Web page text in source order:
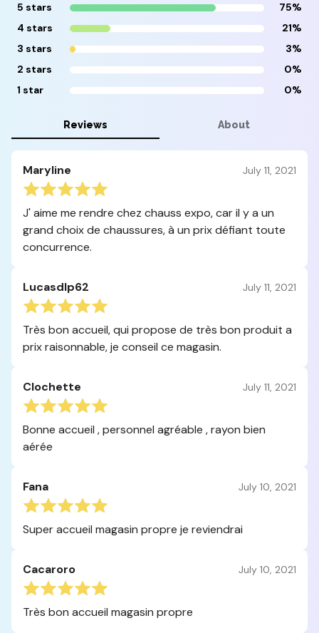
5 stars
75%
4 stars
21%
3 stars
3%
2 stars
0%
1 star
0%
Reviews About
Maryline July 11, 2021
J' aime me rendre chez chauss expo, car il y a un
grand choix de chaussures, à un prix défiant toute
concurrence.
Lucasdlp62 July 11, 2021
Très bon accueil, qui propose de très bon produit a
prix raisonnable, je conseil ce magasin.
Clochette July 11, 2021
Bonne accueil , personnel agréable , rayon bien
aérée
Fana July 10, 2021
Super accueil magasin propre je reviendrai
Cacaroro July 10, 2021
Très bon accueil magasin propre